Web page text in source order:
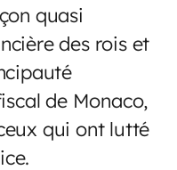
quasi
des rois et
de Monaco,
qui ont lutté